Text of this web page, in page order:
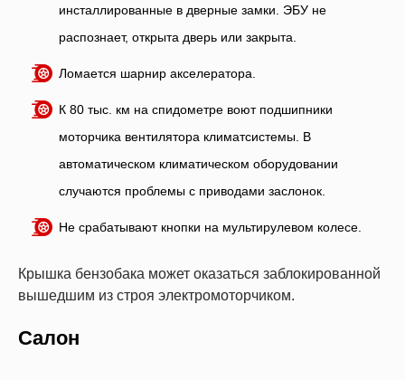
инсталлированные в дверные замки. ЭБУ не
распознает, открыта дверь или закрыта.
Ломается шарнир акселератора.
К 80 тыс. км на спидометре воют подшипники
моторчика вентилятора климатсистемы. В
автоматическом климатическом оборудовании
случаются проблемы с приводами заслонок.
Не срабатывают кнопки на мультирулевом колесе.
Крышка бензобака может оказаться заблокированной
вышедшим из строя электромоторчиком.
Салон